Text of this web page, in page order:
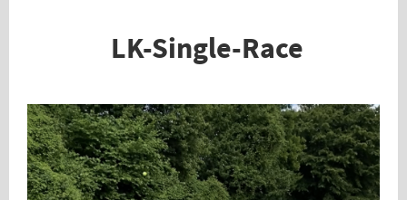
LK-Single-Race